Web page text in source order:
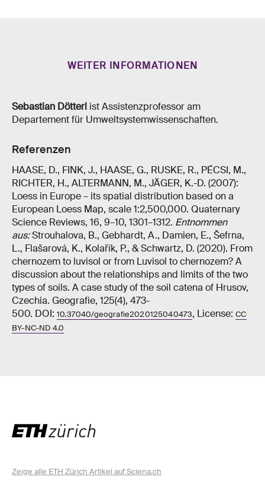
WEITER INFORMATIONEN
Sebastian Dötterl ist Assistenzprofessor am
Departement für Umweltsystemwissenschaften.
Referenzen
HAASE, D., FINK, J., HAASE, G., RUSKE, R., PÉCSI, M.,
RICHTER, H., ALTERMANN, M., JÄGER, K.-D. (2007):
Loess in Europe – its spatial distribution based on a
European Loess Map, scale 1:2,500,000. Quaternary
Science Reviews, 16, 9–10, 1301–1312. Entnommen
aus:Strouhalova, B., Gebhardt, A., Damien, E., Šefrna,
L., Flašarová, K., Kolařík, P., & Schwartz, D. (2020). From
chernozem to luvisol or from Luvisol to chernozem? A
discussion about the relationships and limits of the two
types of soils. A case study of the soil catena of Hrusov,
Czechia. Geografie, 125(4), 473-
500. DOI: 10.37040/geografie2020125040473, License:CC
BY-NC-ND 4.0
Zeige alle ETH Zürich Artikel auf Sciena.ch